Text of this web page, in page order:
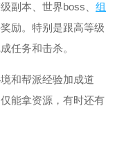
副本、世界boss、 组
励。特别是跟高等级
任务和击杀。
和帮派经验加成道
能拿资源，有时还有